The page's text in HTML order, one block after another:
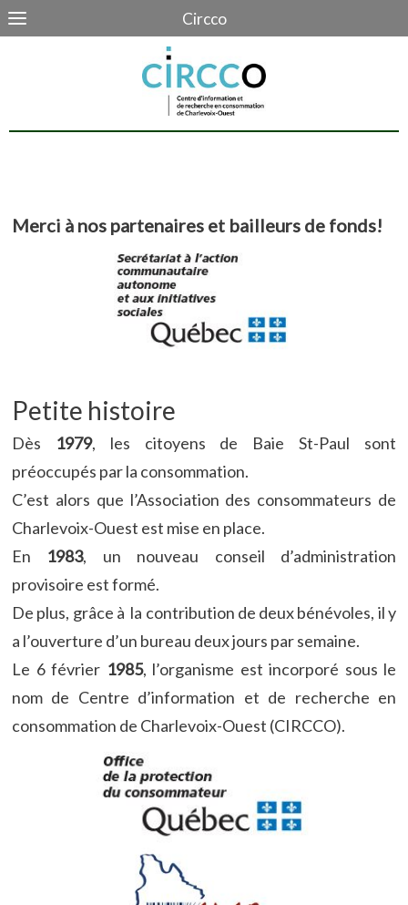
Circco
Merci à nos partenaires et bailleurs de fonds!
Petite histoire
Dès 1979, les citoyens de Baie St-Paul sont
préoccupés par la consommation.
C’est alors que l’Association des consommateurs de
Charlevoix-Ouest est mise en place.
En 1983, un nouveau conseil d’administration
provisoire est formé.
De plus, grâce à la contribution de deux bénévoles, il y
a l’ouverture d’un bureau deux jours par semaine.
Le 6 février 1985, l’organisme est incorporé sous le
nom de Centre d’information et de recherche en
consommation de Charlevoix-Ouest (CIRCCO).